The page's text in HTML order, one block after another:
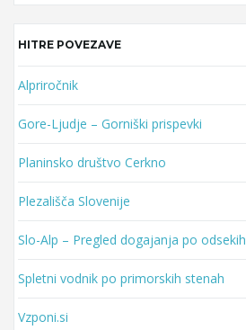
HITRE POVEZAVE
Alpriročnik
Gore-Ljudje – Gorniški prispevki
Planinsko društvo Cerkno
Plezališča Slovenije
Slo-Alp – Pregled dogajanja po odsekih
Spletni vodnik po primorskih stenah
Vzponi.si